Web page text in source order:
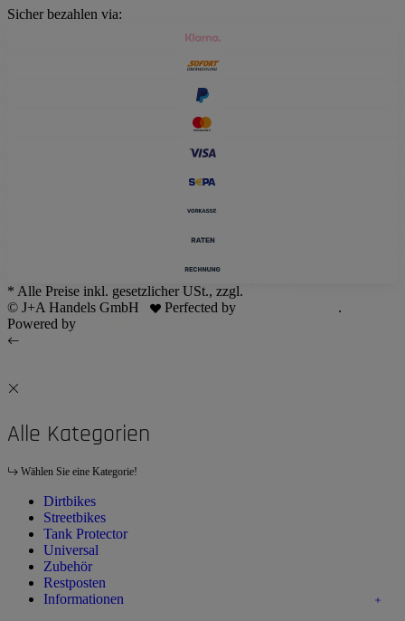
Sicher bezahlen via:
* Alle Preise inkl. gesetzlicher USt., zzgl.
© J+A Handels GmbH
Perfected by
.
Powered by
Alle Kategorien
Wählen Sie eine Kategorie!
Dirtbikes
Streetbikes
Tank Protector
Universal
Zubehör
Restposten
Informationen